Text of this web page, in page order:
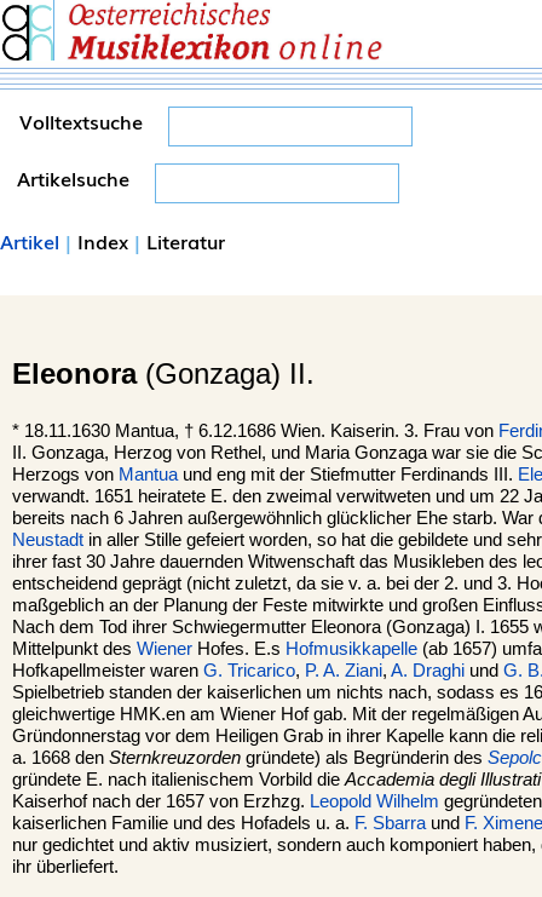
Volltextsuche
Artikelsuche
Artikel | Index | Literatur
Eleonora (Gonzaga) II.
* 18.11.1630 Mantua, † 6.12.1686 Wien. Kaiserin. 3. Frau von
II. Gonzaga, Herzog von Rethel, und Maria Gonzaga war sie die
Herzogs von Mantua und eng mit der Stiefmutter Ferdinands III.
verwandt. 1651 heiratete E. den zweimal verwitweten und um 22
bereits nach 6 Jahren außergewöhnlich glücklicher Ehe starb.
Neustadt in aller Stille gefeiert worden, so hat die gebildete und
ihrer fast 30 Jahre dauernden Witwenschaft das Musikleben des
entscheidend geprägt (nicht zuletzt, da sie v. a. bei der 2. und 3.
maßgeblich an der Planung der Feste mitwirkte und großen
Nach dem Tod ihrer Schwiegermutter Eleonora (Gonzaga) I. 1655
Mittelpunkt des Wiener Hofes. E.s Hofmusikkapelle (ab 1657)
Hofkapellmeister waren G. Tricarico, P. A. Ziani, A. Draghi und G.
Spielbetrieb standen der kaiserlichen um nichts nach, sodass es
gleichwertige HMK.en am Wiener Hof gab. Mit der regelmäßigen
Gründonnerstag vor dem Heiligen Grab in ihrer Kapelle kann die
a. 1668 den Sternkreuzorden gründete) als Begründerin des
gründete E. nach italienischem Vorbild die Accademia degli Illustrati
Kaiserhof nach der 1657 von Erzhzg. Leopold Wilhelm
kaiserlichen Familie und des Hofadels u. a. F. Sbarra und F.
nur gedichtet und aktiv musiziert, sondern auch komponiert
ihr überliefert.